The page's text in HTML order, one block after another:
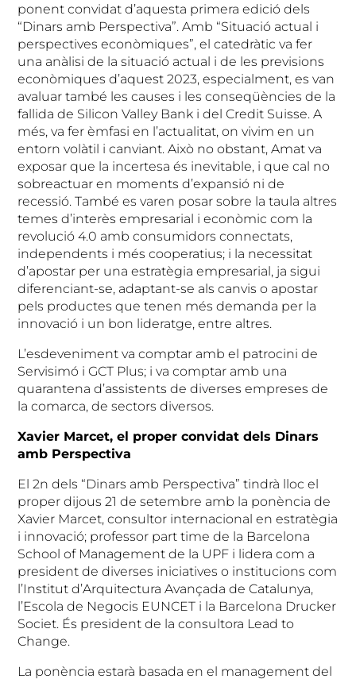
ponent convidat d’aquesta primera edició dels
“Dinars amb Perspectiva”. Amb “Situació actual i
perspectives econòmiques”, el catedràtic va fer
una anàlisi de la situació actual i de les previsions
econòmiques d’aquest 2023, especialment, es van
avaluar també les causes i les conseqüències de la
fallida de Silicon Valley Bank i del Credit Suisse. A
més, va fer èmfasi en l’actualitat, on vivim en un
entorn volàtil i canviant. Això no obstant, Amat va
exposar que la incertesa és inevitable, i que cal no
sobreactuar en moments d’expansió ni de
recessió. També es varen posar sobre la taula altres
temes d’interès empresarial i econòmic com la
revolució 4.0 amb consumidors connectats,
independents i més cooperatius; i la necessitat
d’apostar per una estratègia empresarial, ja sigui
diferenciant-se, adaptant-se als canvis o apostar
pels productes que tenen més demanda per la
innovació i un bon lideratge, entre altres.
L’esdeveniment va comptar amb el patrocini de
Servisimó i GCT Plus; i va comptar amb una
quarantena d’assistents de diverses empreses de
la comarca, de sectors diversos.
Xavier Marcet, el proper convidat dels Dinars
amb Perspectiva
El 2n dels “Dinars amb Perspectiva” tindrà lloc el
proper dijous 21 de setembre amb la ponència de
Xavier Marcet, consultor internacional en estratègia
i innovació; professor part time de la Barcelona
School of Management de la UPF i lidera com a
president de diverses iniciatives o institucions com
l’Institut d’Arquitectura Avançada de Catalunya,
l’Escola de Negocis EUNCET i la Barcelona Drucker
Societ. És president de la consultora Lead to
Change.
La ponència estarà basada en el management del